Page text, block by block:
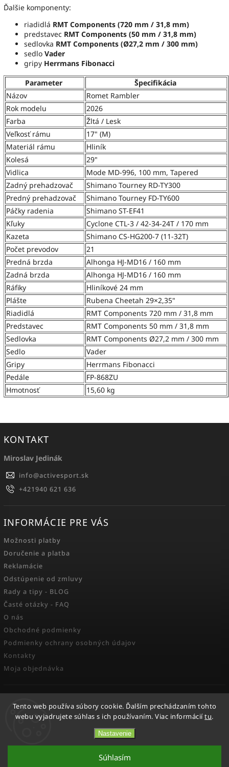
Tento web používa súbory cookie. Ďalším prechádzaním tohto
webu vyjadrujete súhlas s ich používaním. Viac informáciítu.
Nastavenie
Súhlasím
Ďalšie komponenty:
riadidlá RMT Components (720 mm / 31,8 mm)
predstavec RMT Components (50 mm / 31,8 mm)
sedlovka RMT Components (Ø27,2 mm / 300 mm)
sedlo Vader
gripy Herrmans Fibonacci
Parameter
Špecifikácia
Názov
Romet Rambler
Rok modelu
2026
Farba
Žltá / Lesk
Veľkosť rámu
17" (M)
Materiál rámu
Hliník
Kolesá
29"
Vidlica
Mode MD-996, 100 mm, Tapered
Zadný prehadzovač
Shimano Tourney RD-TY300
Predný prehadzovač
Shimano Tourney FD-TY600
Páčky radenia
Shimano ST-EF41
Kľuky
Cyclone CTL-3 / 42-34-24T / 170 mm
Kazeta
Shimano CS-HG200-7 (11-32T)
Počet prevodov
21
Predná brzda
Alhonga HJ-MD16 / 160 mm
Zadná brzda
Alhonga HJ-MD16 / 160 mm
Ráfiky
Hliníkové 24 mm
Plášte
Rubena Cheetah 29×2,35"
Riadidlá
RMT Components 720 mm / 31,8 mm
Predstavec
RMT Components 50 mm / 31,8 mm
Sedlovka
RMT Components Ø27,2 mm / 300 mm
Sedlo
Vader
Gripy
Herrmans Fibonacci
Pedále
FP-868ZU
Hmotnosť
15,60 kg
KONTAKT
Miroslav Jedinák
info@activesport.sk
+421940 621 636
INFORMÁCIE PRE VÁS
Možnosti platby
Doručenie a platba
Reklamácie
Odstúpenie od zmluvy
Rady a tipy - BLOG
Časté otázky - FAQ
O nás
Obchodné podmienky
Podmienky ochrany osobných údajov
Kontakty
Moja objednávka
FACEBOOK
Copyright 2026Activesport. Všetky práva vyhradené.
Shoptet| Design